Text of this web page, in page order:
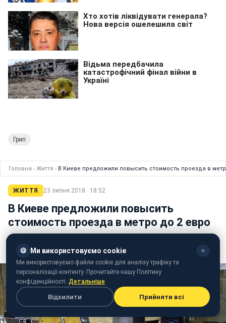
Грип
Головна › Життя › В Киеве предложили повысить стоимость проезда в
ЖИТТЯ 23 липня 2018 · 18:52
В Киеве предложили повысить
стоимость проезда в метро до 2 евро
экономики и инвестиций
🍪 Ми використовуємо cookie ✕
Ми використовуємо файли cookie для аналізу трафіку та
персоналізації контенту. Прочитайте нашу Політику
конфіденційності. Детальніше
Відхилити Прийняти всі